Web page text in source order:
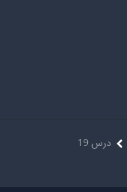
درس 19